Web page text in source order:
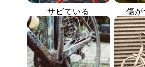
サビている 傷が